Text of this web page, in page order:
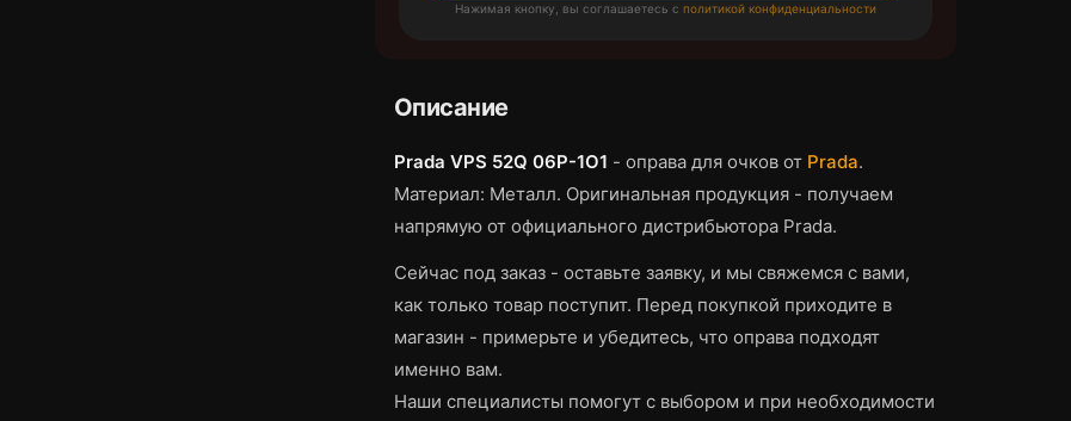
Нажимая кнопку, вы соглашаетесь с политикой конфиденциальности
Описание
Prada VPS 52Q 06P-1O1 - оправа для очковот Prada.
Материал: Металл. Оригинальная продукция - получаем
напрямую от официального дистрибьютора Prada.
Сейчас под заказ - оставьте заявку, и мы свяжемся с вами,
как только товар поступит. Перед покупкой приходите в
магазин - примерьте и убедитесь, что оправаподходят
именно вам.
Наши специалисты помогут с выбором и при необходимости